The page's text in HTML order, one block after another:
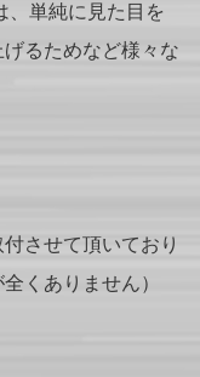
、単純に見た目を
るためなど様々な
させて頂いており
くありません）